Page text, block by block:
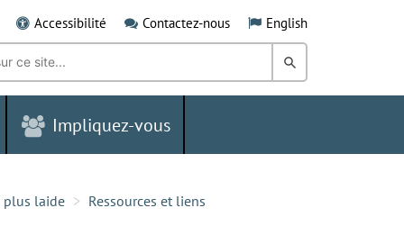
Accessibilité Contactez-nous English
Rechercher
dans
Grand
Impliquez-vous
plus laide
Ressources et liens